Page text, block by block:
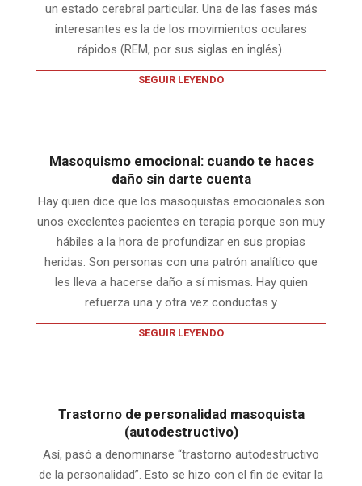
un estado cerebral particular. Una de las fases más
interesantes es la de los movimientos oculares
rápidos (REM, por sus siglas en inglés).
SEGUIR LEYENDO
Masoquismo emocional: cuando te haces
daño sin darte cuenta
Hay quien dice que los masoquistas emocionales son
unos excelentes pacientes en terapia porque son muy
hábiles a la hora de profundizar en sus propias
heridas. Son personas con una patrón analítico que
les lleva a hacerse daño a sí mismas. Hay quien
refuerza una y otra vez conductas y
SEGUIR LEYENDO
Trastorno de personalidad masoquista
(autodestructivo)
Así, pasó a denominarse “trastorno autodestructivo
de la personalidad”. Esto se hizo con el fin de evitar la